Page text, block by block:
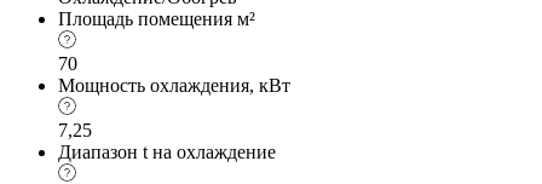
Площадь помещения м²
70
Мощность охлаждения, кВт
7,25
Диапазон t на охлаждение